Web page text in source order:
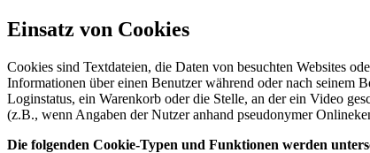
Einsatz von Cookies
Cookies sind Textdateien, die Daten von besuchten Websites
Informationen über einen Benutzer während oder nach seinem
Loginstatus, ein Warenkorb oder die Stelle, an der ein Video
(z.B., wenn Angaben der Nutzer anhand pseudonymer
Die folgenden Cookie-Typen und Funktionen werden